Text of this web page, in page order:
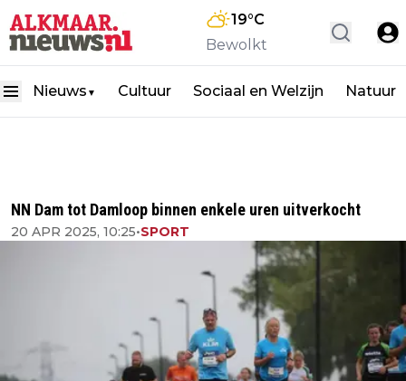
19°C
Bewolkt
Nieuws ▼ Cultuur Sociaal en Welzijn Natuur
NN Dam tot Damloop binnen enkele uren uitverkocht
20 APR 2025, 10:25•SPORT